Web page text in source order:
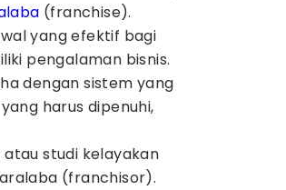
(franchise).
yang efektif bagi
pengalaman bisnis.
dengan sistem yang
harus dipenuhi,
studi kelayakan
(franchisor).